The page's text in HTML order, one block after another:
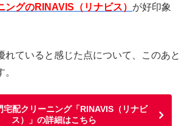
ングのRINAVIS（リナビス） が好印象
れていると感じた点について、このあと
宅配クリーニング「RINAVIS（リナビ
ス）」の詳細はこちら